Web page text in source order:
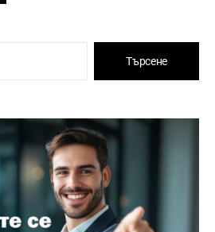
Търсене